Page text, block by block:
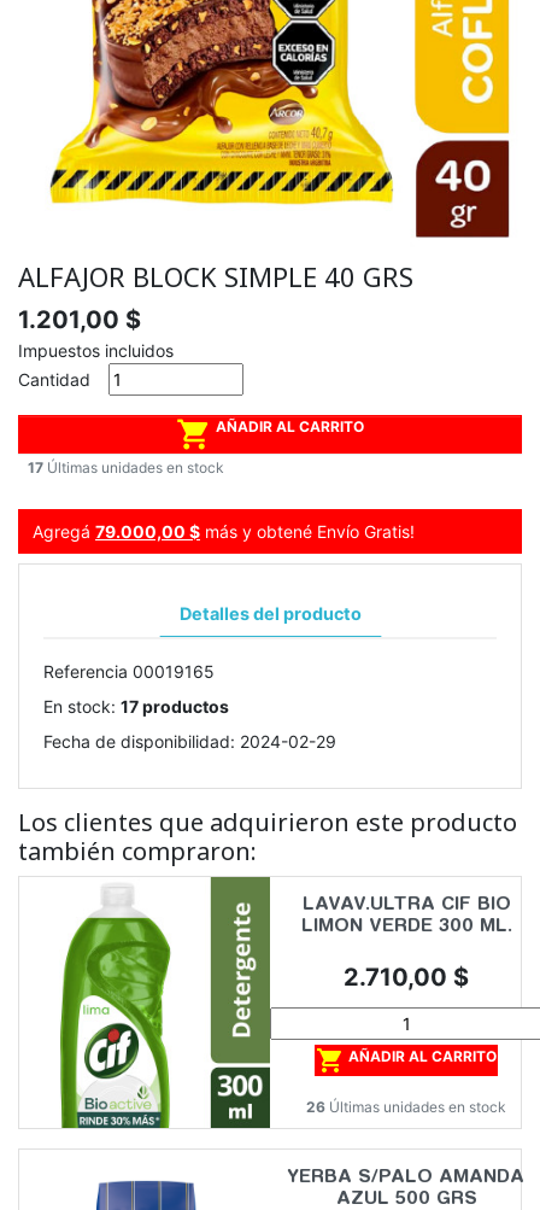
ALFAJOR BLOCK SIMPLE 40 GRS
1.201,00 $
Impuestos incluidos
Cantidad
 AÑADIR AL CARRITO
17 Últimas unidades en stock
Agregá 79.000,00 $ más y obtené Envío Gratis!
Detalles del producto
Referencia 00019165
En stock: 17 productos
Fecha de disponibilidad: 2024-02-29
Los clientes que adquirieron este producto
también compraron:
LAVAV.ULTRA CIF BIO
LIMON VERDE 300 ML.
Precio
2.710,00 $
 AÑADIR AL CARRITO
26 Últimas unidades en stock
YERBA S/PALO AMANDA
AZUL 500 GRS